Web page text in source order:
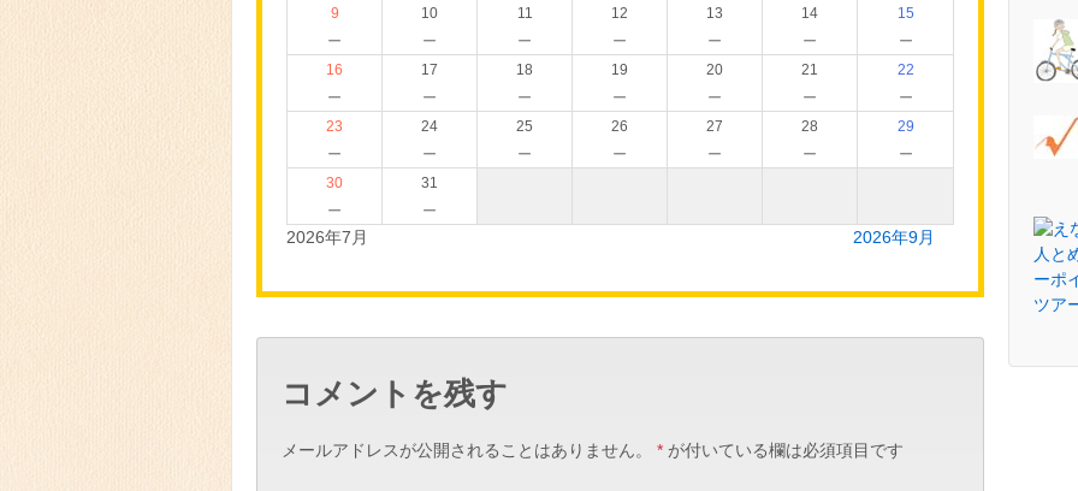
9
－
10
－
11
－
12
－
13
－
14
－
15
－
16
－
17
－
18
－
19
－
20
－
21
－
22
－
23
－
24
－
25
－
26
－
27
－
28
－
29
－
30
－
31
－
2026年7月 2026年9月
コメントを残す
メールアドレスが公開されることはありません。 * が付いている欄は必須項目です